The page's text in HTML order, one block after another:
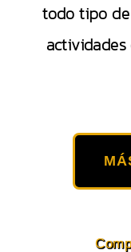
todo tipo